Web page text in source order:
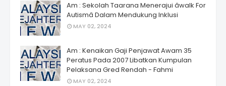
Am : Sekolah Taarana Menerajui âwalk For
Autismâ Dalam Mendukung Inklusi
MAY 02, 2024
Am : Kenaikan Gaji Penjawat Awam 35
Peratus Pada 2007 Libatkan Kumpulan
Pelaksana Gred Rendah - Fahmi
MAY 02, 2024